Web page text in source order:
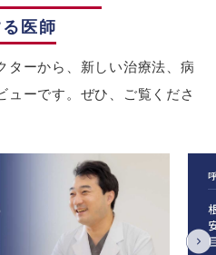
医師
ターから、新しい治療法、病
ューです。ぜひ、ご覧くださ